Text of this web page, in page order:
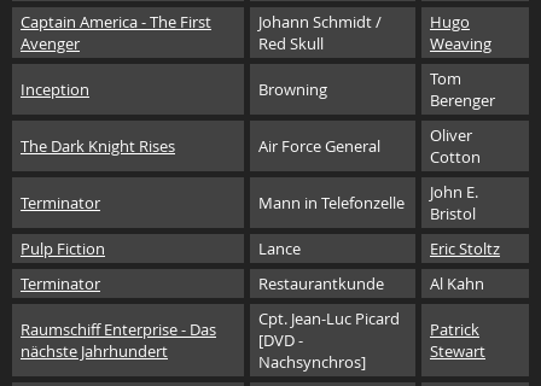
Captain America - The First
Avenger
Johann Schmidt /
Red Skull
Hugo
Weaving
Inception Browning
Tom
Berenger
The Dark Knight Rises Air Force General
Oliver
Cotton
Terminator Mann in Telefonzelle
John E.
Bristol
Pulp Fiction
Lance
Eric Stoltz
Terminator
Restaurantkunde Al Kahn
Raumschiff Enterprise - Das
nächste Jahrhundert
Cpt. Jean-Luc Picard
[DVD -
Nachsynchros]
Patrick
Stewart